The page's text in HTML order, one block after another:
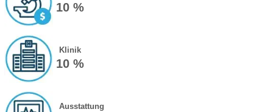
10 %
Klinik
10 %
Ausstattung